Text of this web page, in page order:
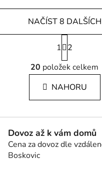
O
v
l
á
d
a
í
p
NAČÍST 8 DALŠÍCH
S
t
r
á
n
k
á
í
1
2
20 položek celkem
NAHORU
Dovoz až k vám domů
Cena za dovoz dle
Boskovic